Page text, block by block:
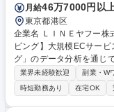
月給46万7000円以
東京都港区
企業名 ＬＩＮＥヤフー株式会社 求人名 【データアナリスト/
ピング】大規模ECサービスの購買データ 仕事
グ」のデータ分析を通じ
だきます。事業・マーケ
題設定から分析設計、示唆抽出までを担
の提供および提案を行い
を通じた、事業課題の把
業界未経験歓迎 副業・W
時短勤務あり
在宅OK